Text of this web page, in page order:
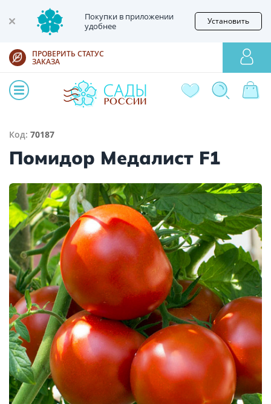
Покупки в приложении
удобнее
Установить
ПРОВЕРИТЬ СТАТУС
ЗАКАЗА
Код: 70187
Помидор Медалист F1